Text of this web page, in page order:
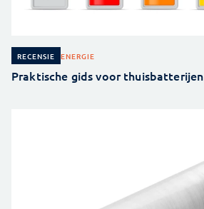
RECENSIE ENERGIE
Praktische gids voor thuisbatterijen